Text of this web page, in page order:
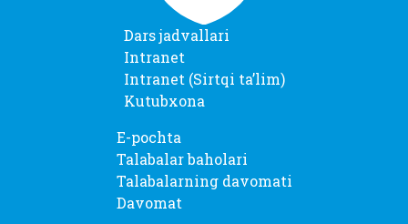
Dars jadvallari
Intranet
Intranet (Sirtqi taʼlim)
Kutubxona
E-pochta
Talabalar baholari
Talabalarning davomati
Davomat